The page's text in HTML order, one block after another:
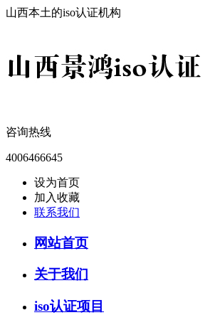
山西本土的iso认证机构
咨询热线
4006466645
设为首页
加入收藏
联系我们
网站首页
关于我们
iso认证项目